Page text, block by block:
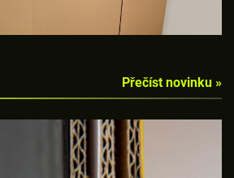
Přečíst novinku »